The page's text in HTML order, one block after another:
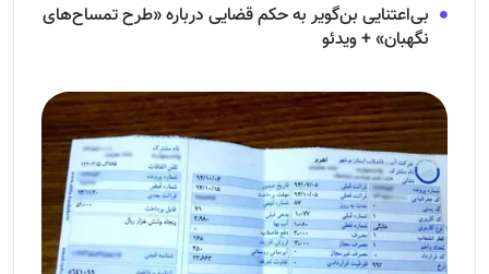
بی‌اعتنایی بن‌گویر به حکم قضایی درباره «طرح تمساح‌های
نگهبان» + ویدئو